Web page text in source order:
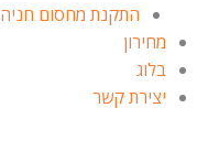
התקנת מחסום חניה
מחירון
בלוג
יצירת קשר